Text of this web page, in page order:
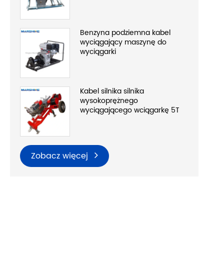
Benzyna podziemna kabel
wyciągający maszynę do
wyciągarki
Kabel silnika silnika
wysokoprężnego
wyciągającego wciągarkę 5T
Zobacz więcej